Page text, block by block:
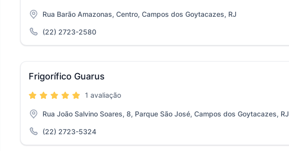
Rua Barão Amazonas, Centro, Campos dos Goytacazes, RJ
(22) 2723-2580
Frigorífico Guarus
1 avaliação
Rua João Salvino Soares, 8, Parque São José, Campos dos Goytacazes, RJ
(22) 2723-5324